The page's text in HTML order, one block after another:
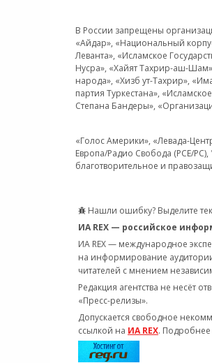
В России запрещены
«Айдар», «Национальный
Леванта», «Исламское
Нусра», «Хайят Тахрир-аш-
народа», «Хизб ут-Тахрир»,
партия Туркестана»,
Степана Бандеры»,
«Голос Америки», «Левада-
Европа/Радио Свобода (PCE/
благотворительное и
Нашли ошибку? Выделите
ИА REX — российское
ИА REX — международное
на информирование
читателей с мнением
Редакция агентства не несёт
«Пресс-релизы».
Допускается свободное
ссылкой на ИА REX. Подробнее